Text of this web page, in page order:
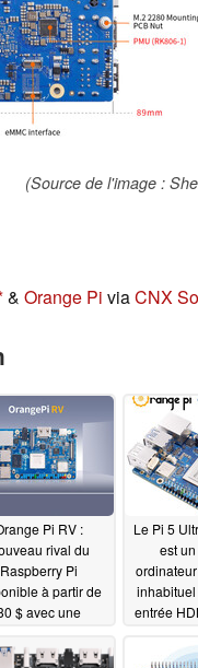
(Source de l'image :
& Orange Pi viaCNX
Pi RV :
rival du
Raspberry Pi
à partir de
$ avec une
04/03/2025
Le Pi 5
est
entrée